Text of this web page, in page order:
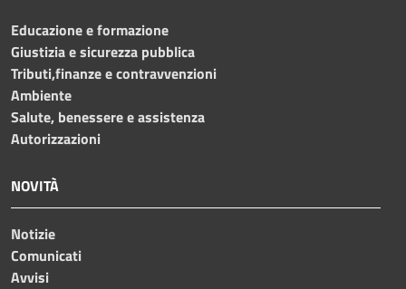
Educazione e formazione
Giustizia e sicurezza pubblica
Tributi,finanze e contravvenzioni
Ambiente
Salute, benessere e assistenza
Autorizzazioni
NOVITÀ
Notizie
Comunicati
Avvisi